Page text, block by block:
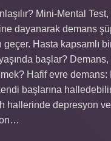
Mini-Mental
dayanarak demans
Hasta kapsamlı
başlar?
Hafif evre
başlarına
hallerinde depresyon